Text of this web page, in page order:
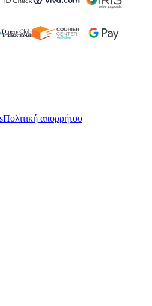
Πολιτική απορρήτου